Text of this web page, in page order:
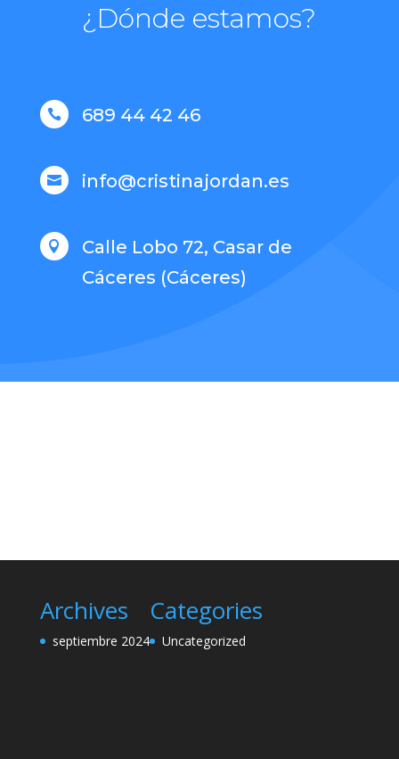
¿Dónde estamos?
 689 44 42 46
 info@cristinajordan.es

Calle Lobo 72, Casar de
Cáceres (Cáceres)
Archives
septiembre 2024
Categories
Uncategorized